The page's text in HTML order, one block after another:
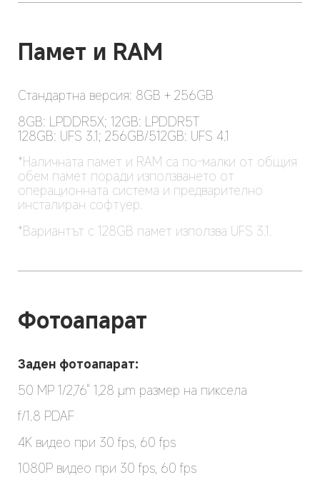
Памет и RAM
Стандартна версия: 8GB + 256GB
8GB: LPDDR5X; 12GB: LPDDR5T
128GB: UFS 3.1; 256GB/512GB: UFS 4.1
*Наличната памет и RAM са по-малки от общия
обем памет поради използването от
операционната система и предварително
инсталиран софтуер.
*Вариантът с 128GB памет използва UFS 3.1.
Фотоапарат
Заден фотоапарат:
50 MP 1/2,76" 1,28 μm размер на пиксела
f/1.8 PDAF
4K видео при 30 fps, 60 fps
1080P видео при 30 fps, 60 fps